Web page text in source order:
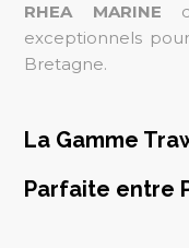
RHEA MARINE
exceptionnels
Bretagne.
La Gamme
Parfaite entre